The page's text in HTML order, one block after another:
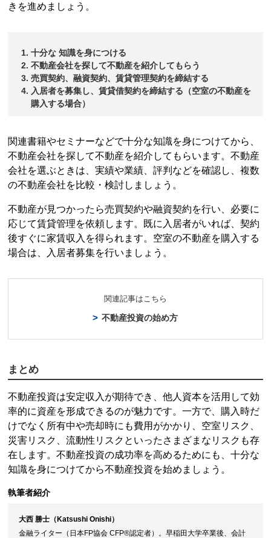
きを進めましょう。
十分な 知識を身につける
不動産会社を探して不動産を紹介してもらう
売買契約、融資契約、賃貸管理契約を締結する
入居者を募集し、賃貸借契約を締結する（空室の不動産を
購入する場合）
関連書籍やセミナーなどで十分な知識を身につけてから、
不動産会社を探して不動産を紹介してもらいます。不動産
会社を選ぶときは、実績や業績、評判などを確認し、複数
の不動産会社を比較・検討しましょう。
不動産が見つかったら売買契約や融資契約を行い、必要に
応じて賃貸管理を依頼します。既に入居者がいれば、契約
後すぐに家賃収入を得られます。空室の不動産を購入する
場合は、入居者募集を行いましょう。
関連記事はこちら
不動産投資の始め方
まとめ
不動産投資は安定収入が期待でき、他人資本を活用して効
率的に資産を形成できるのが魅力です。一方で、購入時だ
けでなく所有中や売却時にも費用がかかり、空室リスク、
災害リスク、流動性リスクといったさまざまなリスクも存
在します。不動産投資の成功率を高めるためにも、十分な
知識を身につけてから不動産投資を始めましょう。
執筆者紹介
大西 勝士（Katsushi Onishi）
金融ライター（日本FP協会 CFP®認定者）。早稲田大学卒業後、会計
閉じる